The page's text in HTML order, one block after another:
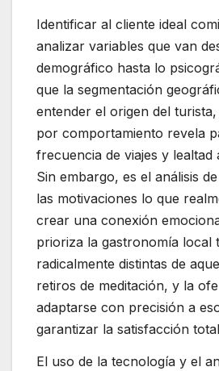
Identificar al cliente ideal
analizar variables que van
demográfico hasta lo
que la segmentación
entender el origen del
por comportamiento revela
frecuencia de viajes y lealtad
Sin embargo, es el análisis
las motivaciones lo que
crear una conexión
prioriza la gastronomía local
radicalmente distintas de
retiros de meditación, y la
adaptarse con precisión a
garantizar la satisfacción
El uso de la tecnología y el